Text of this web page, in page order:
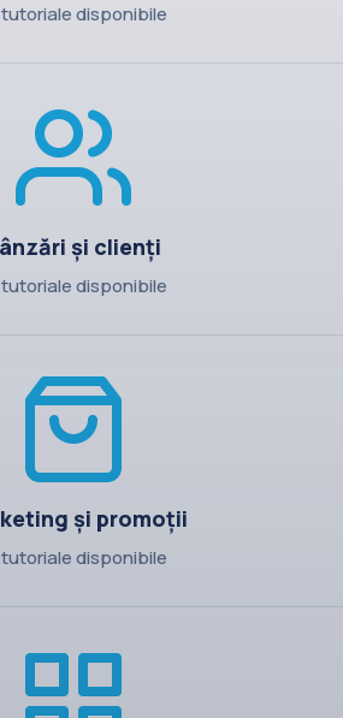
tutoriale disponibile
și clienți
tutoriale disponibile
și promoții
tutoriale disponibile